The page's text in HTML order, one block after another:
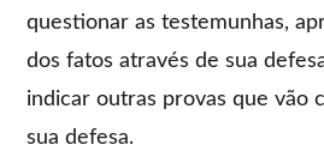
questionar as testemunhas,
dos fatos através de sua
indicar outras provas que vão
sua defesa.